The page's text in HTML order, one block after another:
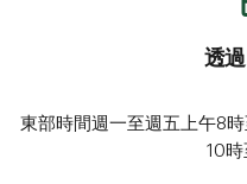
透
東部時間週一至週五上午8
10